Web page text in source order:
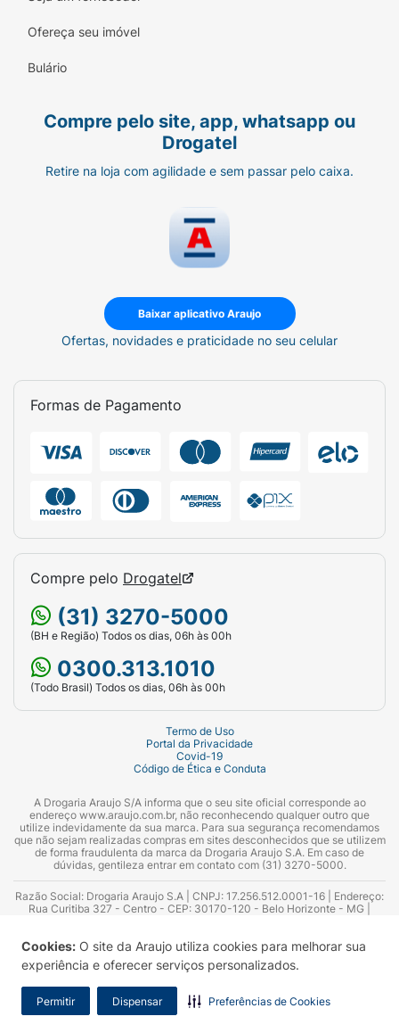
Cookies: O site da Araujo utiliza cookies para melhorar sua
experiência e oferecer serviços personalizados.
Permitir Dispensar Preferências de Cookies
Ofereça seu imóvel
Bulário
Compre pelo site, app, whatsapp ou
Drogatel
Retire na loja com agilidade e sem passar pelo caixa.
Baixar aplicativo Araujo
Ofertas, novidades e praticidade no seu celular
Formas de Pagamento
Compre pelo Drogatel
(31) 3270-5000
(BH e Região) Todos os dias, 06h às 00h
0300.313.1010
(Todo Brasil) Todos os dias, 06h às 00h
Termo de Uso
Portal da Privacidade
Covid-19
Código de Ética e Conduta
A Drogaria Araujo S/A informa que o seu site oficial corresponde ao
endereço www.araujo.com.br, não reconhecendo qualquer outro que
utilize indevidamente da sua marca. Para sua segurança recomendamos
que não sejam realizadas compras em sites desconhecidos que se utilizem
de forma fraudulenta da marca da Drogaria Araujo S.A. Em caso de
dúvidas, gentileza entrar em contato com (31) 3270-5000.
Razão Social: Drogaria Araujo S.A | CNPJ: 17.256.512.0001-16 | Endereço:
Rua Curitiba 327 - Centro - CEP: 30170-120 - Belo Horizonte - MG |
Azevedo Guimarães – CRF 10.965 | Yasmin Silva Alvarenga – CRF 52.584 -
Consultor substituto: Thiago Aguiar Pinheiro - CRF Nº 13.748. Alvará
Sanitário: 2025020713 | Autorização de Funcionamento da Empresa (AFE):